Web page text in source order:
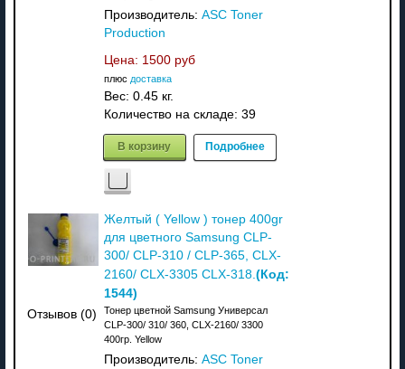
Производитель: ASC Toner
Production
Цена: 1500 руб
плюс доставка
Вес: 0.45 кг.
Количество на складе: 39
В корзину Подробнее
Отзывов (0)
Желтый ( Yellow ) тонер 400gr
для цветного Samsung CLP-
300/ CLP-310 / CLP-365, CLX-
2160/ CLX-3305 CLX-318. (Код:
1544)
Тонер цветной Samsung Универсал
CLP-300/ 310/ 360, CLX-2160/ 3300
400гр. Yellow
Производитель: ASC Toner